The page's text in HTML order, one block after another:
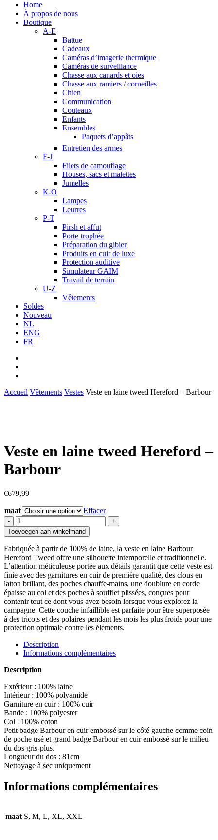
Home
À propos de nous
Boutique
A-E
Battue
Cadeaux
Caméras d’imagerie thermique
Caméras de surveillance
Chasse aux canards et oies
Chasse aux ramiers / corneilles
Chien
Communication
Couteaux
Enfants
Ensembles
Paquets d’appâts
Entretien des armes
F-J
Filets de camouflage
Houses, sacs et malettes
Jumelles
K-O
Lampes
Leurres
P-T
Pirsh et affut
Porte-trophée
Préparation du gibier
Produits en cuir de luxe
Protection auditive
Simulateur GAIM
Travail de terrain
U-Z
Vêtements
Soldes
Nouveau
NL
ENG
FR
Accueil Vêtements Vestes Veste en laine tweed Hereford – Barbour
Veste en laine tweed Hereford –
Barbour
€679,99
maat
Effacer
quantité
de
Veste
en
laine
tweed
Hereford
-
Barbour
Toevoegen aan winkelmand
Fabriquée à partir de 100% de laine, la veste en laine Barbour
Hereford Tweed offre une silhouette intemporelle et traditionnelle.
L’attention méticuleuse portée aux détails garantit que cette veste est
finie avec des garnitures en cuir de première qualité, des clous en
laiton brillant, des poches chauffe-mains, une doublure en corde
épaisse au col et des poches à soufflet plissées, conçues pour
contenir tout ce dont vous avez besoin lorsque vous explorez la
campagne. Cette couche infaillible est parfaite pour être superposée
à des tricots et des polaires pendant les mois les plus froids pour une
protection optimale contre les éléments.
Description
Informations complémentaires
Description
Extérieur : 100% laine
Intérieur : 100% polyamide
Garniture en cuir : 100% cuir
Bande : 100% polyester
Col : 100% coton
Petit badge Barbour en cuir embossé sur le côté gauche comme coin
de poche usé et grand badge Barbour en cuir embossé sur le milieu
du dos gris-plus.
Longueur du dos : 81cm
Nettoyage à sec uniquement
Informations complémentaires
maat S, M, L, XL, XXL